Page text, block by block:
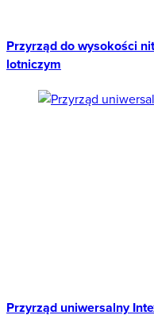
Przyrząd do wysokości
lotniczym
Przyrząd uniwersalny